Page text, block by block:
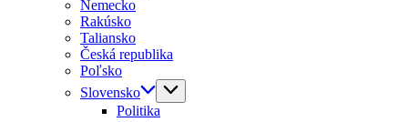
Nemecko
Rakúsko
Taliansko
Česká republika
Poľsko
Slovensko
Politika